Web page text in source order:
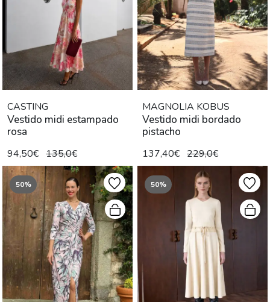
CASTING
Vestido midi estampado
rosa
94,50€ 135,0€
MAGNOLIA KOBUS
Vestido midi bordado
pistacho
137,40€ 229,0€
50% 50%